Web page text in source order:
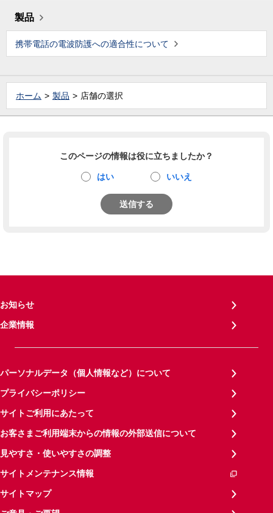
製品
携帯電話の電波防護への適合性について
ホーム 製品 店舗の選択
このページの情報は役に立ちましたか？
はい いいえ
送信する
お知らせ
企業情報
パーソナルデータ（個人情報など）について
プライバシーポリシー
サイトご利用にあたって
お客さまご利用端末からの情報の外部送信について
見やすさ・使いやすさの調整
サイトメンテナンス情報
サイトマップ